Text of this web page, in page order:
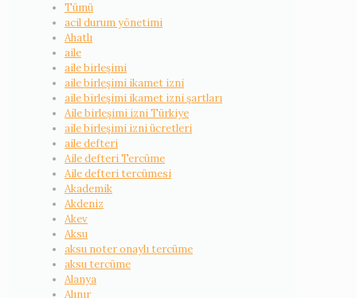
Tümü
acil durum yönetimi
Ahatlı
aile
aile birleşimi
aile birleşimi ikamet izni
aile birleşimi ikamet izni şartları
Aile birleşimi izni Türkiye
aile birleşimi izni ücretleri
aile defteri
Aile defteri Tercüme
Aile defteri tercümesi
Akademik
Akdeniz
Akev
Aksu
aksu noter onaylı tercüme
aksu tercüme
Alanya
Alınır